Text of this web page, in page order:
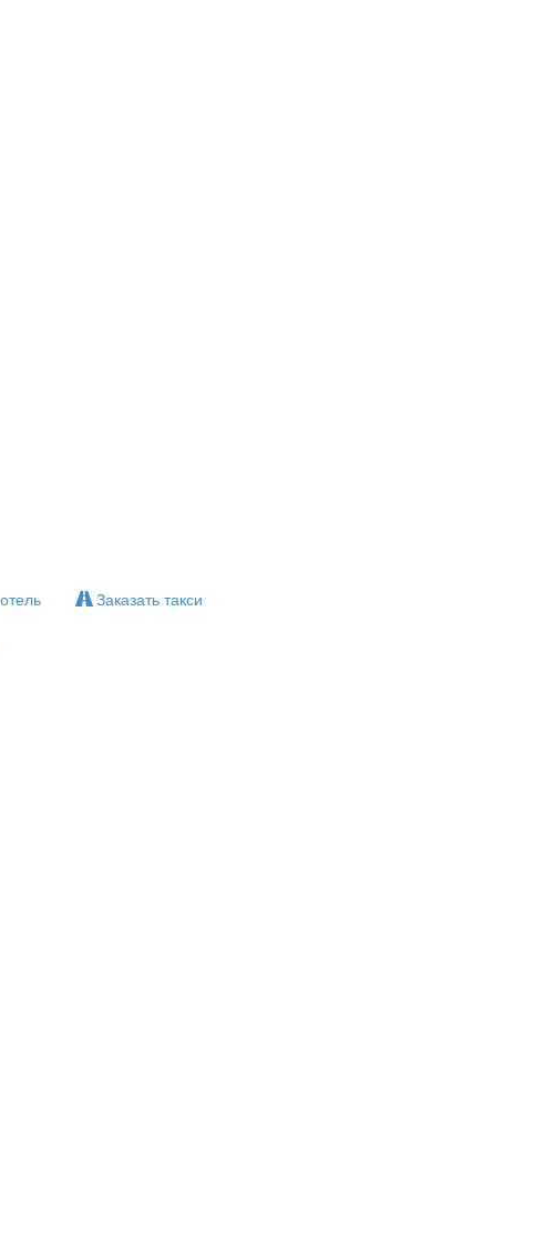
Заказать такси